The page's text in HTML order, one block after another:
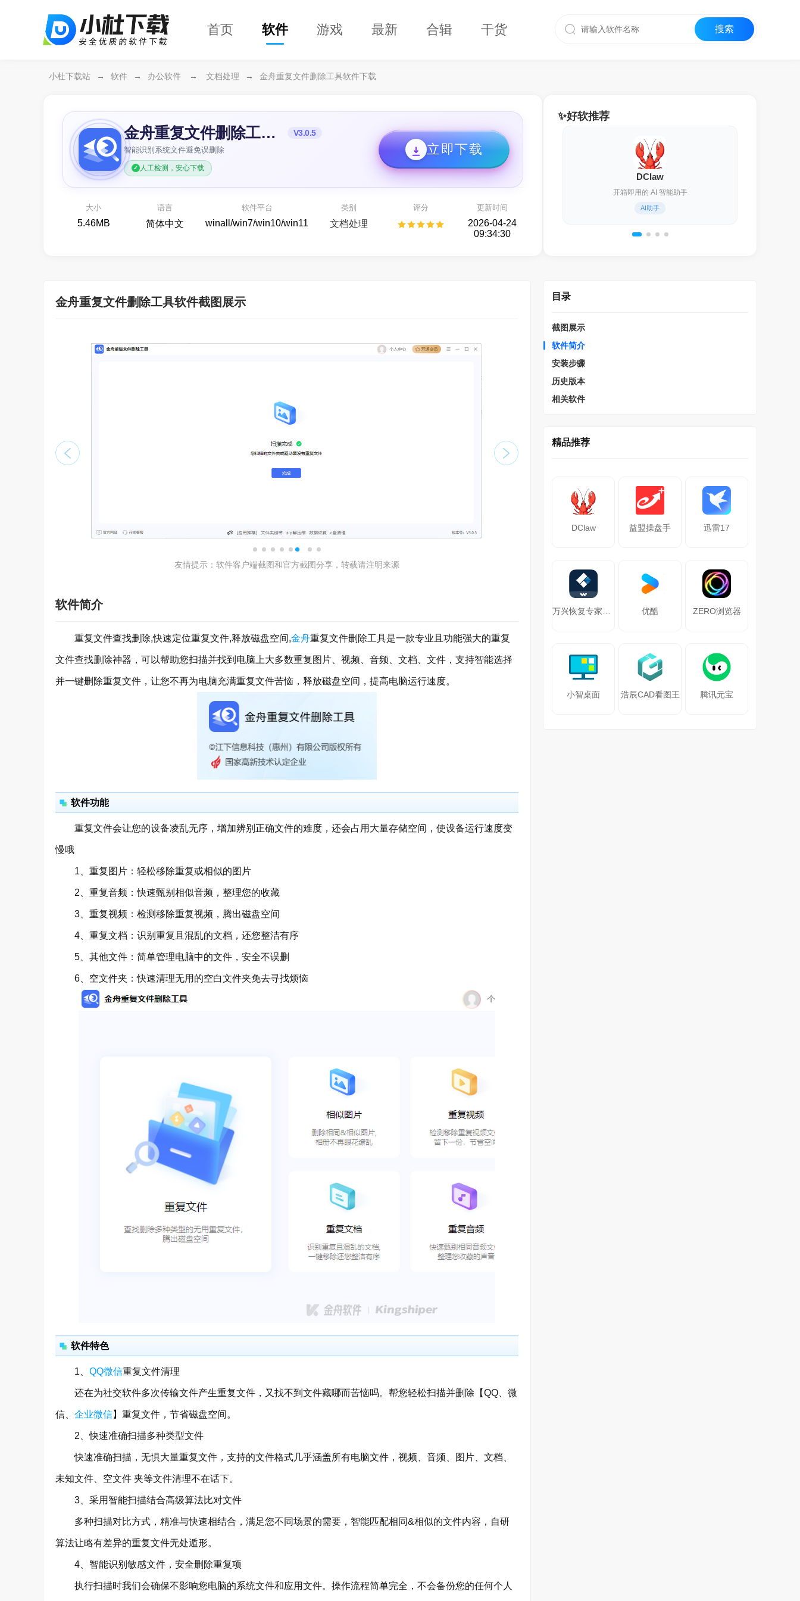
首页 软件 游戏 最新 合辑 干货
小杜下载站 → 软件 → 办公软件 → 文档处理 → 金舟重复文件删除工具软件下载
金舟重复文件删除工具软件 V3.0.5
智能识别系统文件避免误删除
人工检测，安心下载
立即下载
大小
5.46MB
语言
简体中文
软件平台
winall/win7/win10/win11
类别
文档处理
评分 更新时间
2026-04-24
09:34:30
✨好软推荐
万兴恢复专家64位
备份还原
DClaw
开箱即用的 AI 智能助手
AI助手
金舟重复文件删除工具软件截图展示
友情提示：软件客户端截图和官方截图分享，转载请注明来源
软件简介
重复文件查找删除,快速定位重复文件,释放磁盘空间,金舟重复文件删除工具是一款专业且功能强大的重复
文件查找删除神器，可以帮助您扫描并找到电脑上大多数重复图片、视频、音频、文档、文件，支持智能选择
并一键删除重复文件，让您不再为电脑充满重复文件苦恼，释放磁盘空间，提高电脑运行速度。
软件功能
重复文件会让您的设备凌乱无序，增加辨别正确文件的难度，还会占用大量存储空间，使设备运行速度变
慢哦
1、重复图片：轻松移除重复或相似的图片
2、重复音频：快速甄别相似音频，整理您的收藏
3、重复视频：检测移除重复视频，腾出磁盘空间
4、重复文档：识别重复且混乱的文档，还您整洁有序
5、其他文件：简单管理电脑中的文件，安全不误删
6、空文件夹：快速清理无用的空白文件夹免去寻找烦恼
软件特色
1、 QQ微信重复文件清理
还在为社交软件多次传输文件产生重复文件，又找不到文件藏哪而苦恼吗。帮您轻松扫描并删除【QQ、微
信、 企业微信】重复文件，节省磁盘空间。
2、快速准确扫描多种类型文件
快速准确扫描，无惧大量重复文件，支持的文件格式几乎涵盖所有电脑文件，视频、音频、图片、文档、
未知文件、空文件 夹等文件清理不在话下。
3、采用智能扫描结合高级算法比对文件
多种扫描对比方式，精准与快速相结合，满足您不同场景的需要，智能匹配相同&相似的文件内容，自研
算法让略有差异的重复文件无处遁形。
4、智能识别敏感文件，安全删除重复项
执行扫描时我们会确保不影响您电脑的系统文件和应用文件。操作流程简单完全，不会备份您的任何个人
目录
截图展示
软件简介
安装步骤
历史版本
相关软件
精品推荐
DClaw 益盟操盘手 迅雷17
优酷 ZERO浏览器
小智桌面 浩辰CAD看图王 腾讯元宝